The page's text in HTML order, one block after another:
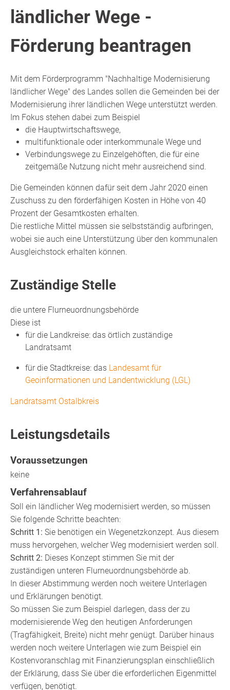
ländlicher Wege -
Förderung beantragen
Mit dem Förderprogramm "Nachhaltige Modernisierung
ländlicher Wege" des Landes sollen die Gemeinden bei der
Modernisierung ihrer ländlichen Wege unterstützt werden.
Im Fokus stehen dabei zum Beispiel
die Hauptwirtschaftswege,
multifunktionale oder interkommunale Wege und
Verbindungswege zu Einzelgehöften, die für eine
zeitgemäße Nutzung nicht mehr ausreichend sind.
Die Gemeinden können dafür seit dem Jahr 2020 einen
Zuschuss zu den förderfähigen Kosten in Höhe von 40
Prozent der Gesamtkosten erhalten.
Die restliche Mittel müssen sie selbstständig aufbringen,
wobei sie auch eine Unterstützung über den kommunalen
Ausgleichstock erhalten können.
Zuständige Stelle
die untere Flurneuordnungsbehörde
Diese ist
für die Landkreise: das örtlich zuständige
Landratsamt
für die Stadtkreise: das Landesamt für
Geoinformationen und Landentwicklung (LGL)
Landratsamt Ostalbkreis
Leistungsdetails
Voraussetzungen
keine
Verfahrensablauf
Soll ein ländlicher Weg modernisiert werden, so müssen
Sie folgende Schritte beachten:
Schritt 1: Sie benötigen ein Wegenetzkonzept. Aus diesem
muss hervorgehen, welcher Weg modernisiert werden soll.
Schritt 2: Dieses Konzept stimmen Sie mit der
zuständigen unteren Flurneuordnungsbehörde ab.
In dieser Abstimmung werden noch weitere Unterlagen
und Erklärungen benötigt.
So müssen Sie zum Beispiel darlegen, dass der zu
modernisierende Weg den heutigen Anforderungen
(Tragfähigkeit, Breite) nicht mehr genügt. Darüber hinaus
werden noch weitere Unterlagen wie zum Beispiel ein
Kostenvoranschlag mit Finanzierungsplan einschließlich
der Erklärung, dass Sie über die erforderlichen Eigenmittel
verfügen, benötigt.